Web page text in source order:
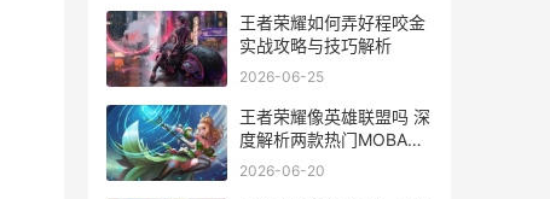
王者荣耀如何弄好程咬金
实战攻略与技巧解析
2026-06-25
王者荣耀像英雄联盟吗 深
度解析两款热门MOBA游
戏的相似之处与差异
2026-06-20